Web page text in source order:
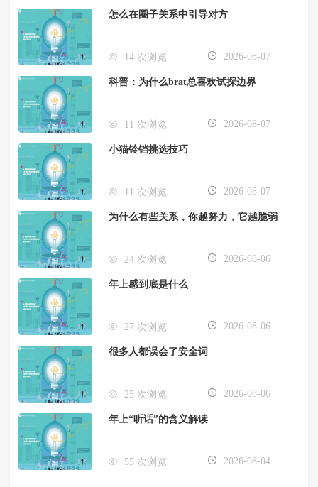
怎么在圈子关系中引导对方
14 次浏览 2026-08-07
科普：为什么brat总喜欢试探边界
11 次浏览 2026-08-07
小猫铃铛挑选技巧
11 次浏览 2026-08-07
为什么有些关系，你越努力，它越脆弱
24 次浏览 2026-08-06
年上感到底是什么
27 次浏览 2026-08-06
很多人都误会了安全词
25 次浏览 2026-08-06
年上“听话”的含义解读
55 次浏览 2026-08-04